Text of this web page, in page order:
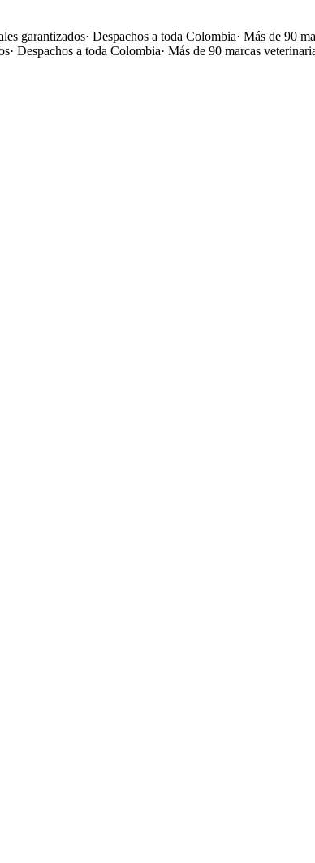
garantizados· Despachos a toda Colombia· Más de 90
· Despachos a toda Colombia· Más de 90 marcas